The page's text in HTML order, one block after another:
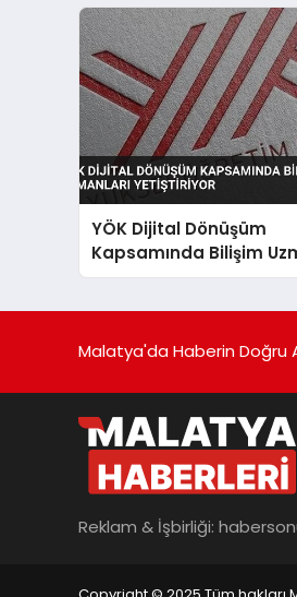
YÖK Dijital Dönüşüm
Kapsamında Bilişim
Yetiştiriyor
Malatya'da Haberin Doğru
Reklam & İşbirliği: